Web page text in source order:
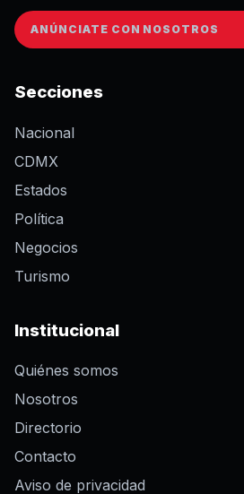
ANÚNCIATE CON NOSOTROS
Secciones
Nacional
CDMX
Estados
Política
Negocios
Turismo
Institucional
Quiénes somos
Nosotros
Directorio
Contacto
Aviso de privacidad